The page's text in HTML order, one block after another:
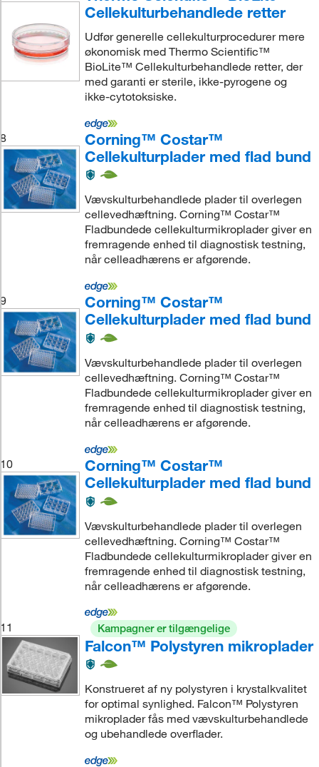
Cellekulturbehandlede retter
Udfør generelle cellekulturprocedurer mere
økonomisk med Thermo Scientific™
BioLite™ Cellekulturbehandlede retter, der
med garanti er sterile, ikke-pyrogene og
ikke-cytotoksiske.
8
Corning™ Costar™
Cellekulturplader med flad bund
Vævskulturbehandlede plader til overlegen
cellevedhæftning. Corning™ Costar™
Fladbundede cellekulturmikroplader giver en
fremragende enhed til diagnostisk testning,
når celleadhærens er afgørende.
9
Corning™ Costar™
Cellekulturplader med flad bund
Vævskulturbehandlede plader til overlegen
cellevedhæftning. Corning™ Costar™
Fladbundede cellekulturmikroplader giver en
fremragende enhed til diagnostisk testning,
når celleadhærens er afgørende.
10
Corning™ Costar™
Cellekulturplader med flad bund
Vævskulturbehandlede plader til overlegen
cellevedhæftning. Corning™ Costar™
Fladbundede cellekulturmikroplader giver en
fremragende enhed til diagnostisk testning,
når celleadhærens er afgørende.
11 Kampagner er tilgængelige
Falcon™ Polystyren mikroplader
Konstrueret af ny polystyren i krystalkvalitet
for optimal synlighed. Falcon™ Polystyren
mikroplader fås med vævskulturbehandlede
og ubehandlede overflader.